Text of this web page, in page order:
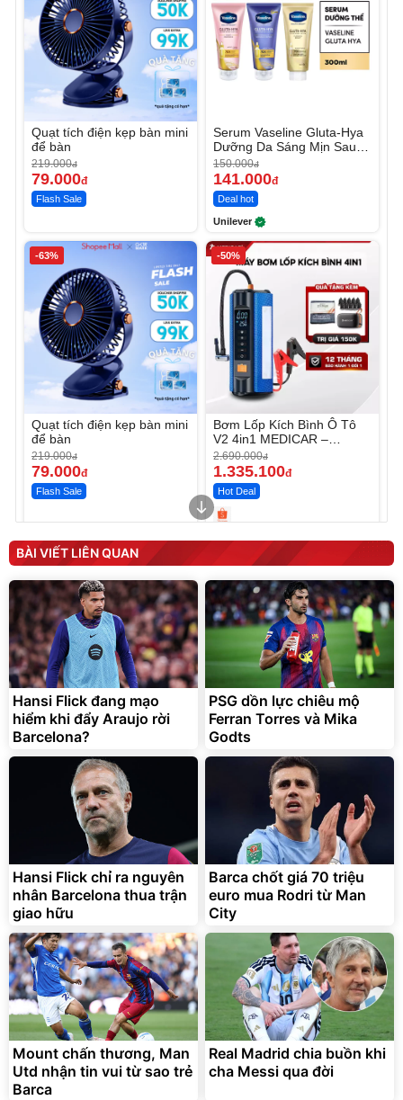
Quạt tích điện kẹp bàn mini
để bàn
219.000đ
79.000đ
Flash Sale
Serum Vaseline Gluta-Hya
Dưỡng Da Sáng Mịn Sau 7
Ngày
150.000đ
141.000đ
Deal hot
Unilever
-63%
Quạt tích điện kẹp bàn mini
để bàn
219.000đ
79.000đ
Flash Sale
-50%
Bơm Lốp Kích Bình Ô Tô
V2 4in1 MEDICAR –
12.000mAh
2.690.000đ
1.335.100đ
Hot Deal
Máy ép chậm trái cây
Elmich JEE 1855OL
3.000.000đ
2.143.650đ
Flash Sale
Máy rửa xe cầm tay xịt rửa
cao áp có tạo bọt tuyết
399.000đ
Đã bán nhiều
Bạt phủ xe ô tô cao cấp,
tráng nhôm 03 lớp
392.000đ
325.000 đ
Đã bán nhiều
Xe đạp điện trợ lực G-
Force C14 gấp gọn bỏ cốp
tiện lợi
9.900.000đ
7.092.000 đ
Đang xem nhiều
G-FORCE VIETNA
BÀI VIẾT LIÊN QUAN
Hansi Flick đang mạo
hiểm khi đẩy Araujo rời
Barcelona?
PSG dồn lực chiêu mộ
Ferran Torres và Mika
Godts
Hansi Flick chỉ ra nguyên
nhân Barcelona thua trận
giao hữu
Barca chốt giá 70 triệu
euro mua Rodri từ Man
City
Mount chấn thương, Man
Utd nhận tin vui từ sao trẻ
Barca
Real Madrid chia buồn khi
cha Messi qua đời